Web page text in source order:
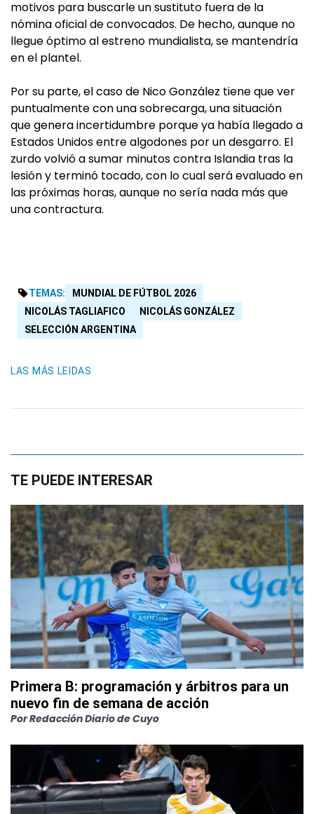
motivos para buscarle un sustituto fuera de la
nómina oficial de convocados. De hecho, aunque no
llegue óptimo al estreno mundialista, se mantendría
en el plantel.
Por su parte, el caso de Nico González tiene que ver
puntualmente con una sobrecarga, una situación
que genera incertidumbre porque ya había llegado a
Estados Unidos entre algodones por un desgarro. El
zurdo volvió a sumar minutos contra Islandia tras la
lesión y terminó tocado, con lo cual será evaluado en
las próximas horas, aunque no sería nada más que
una contractura.
TEMAS:
MUNDIAL DE FÚTBOL 2026
NICOLÁS TAGLIAFICO
NICOLÁS GONZÁLEZ
SELECCIÓN ARGENTINA
LAS MÁS LEIDAS
TE PUEDE INTERESAR
Primera B: programación y árbitros para un
nuevo fin de semana de acción
PorRedacción Diario de Cuyo